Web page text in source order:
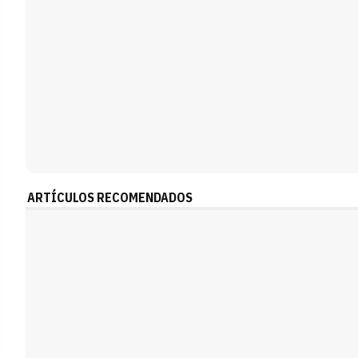
ARTÍCULOS RECOMENDADOS